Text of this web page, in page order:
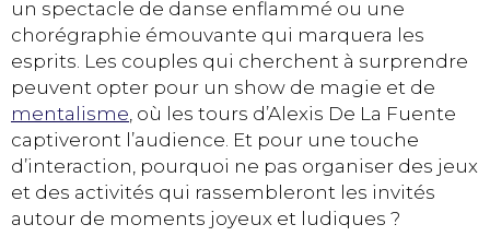
un spectacle de danse enflammé ou une
chorégraphie émouvante qui marquera les
esprits. Les couples qui cherchent à surprendre
peuvent opter pour un show de magie et de
mentalisme, où les tours d’Alexis De La Fuente
captiveront l’audience. Et pour une touche
d’interaction, pourquoi ne pas organiser des jeux
et des activités qui rassembleront les invités
autour de moments joyeux et ludiques ?